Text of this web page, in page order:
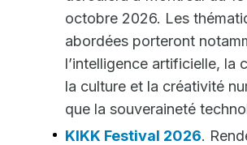
octobre 2026. Les
abordées porteront
l’intelligence artificielle, la
la culture et la créativité
que la souveraineté
KIKK Festival 2026.